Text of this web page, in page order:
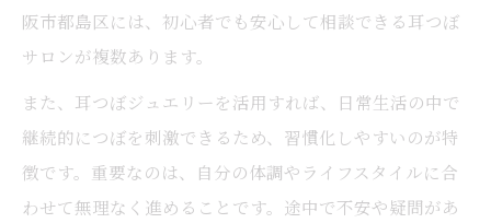
阪市都島区には、初心者でも安心して相談できる耳つぼ
サロンが複数あります。
また、耳つぼジュエリーを活用すれば、日常生活の中で
継続的につぼを刺激できるため、習慣化しやすいのが特
徴です。重要なのは、自分の体調やライフスタイルに合
わせて無理なく進めることです。途中で不安や疑問があ